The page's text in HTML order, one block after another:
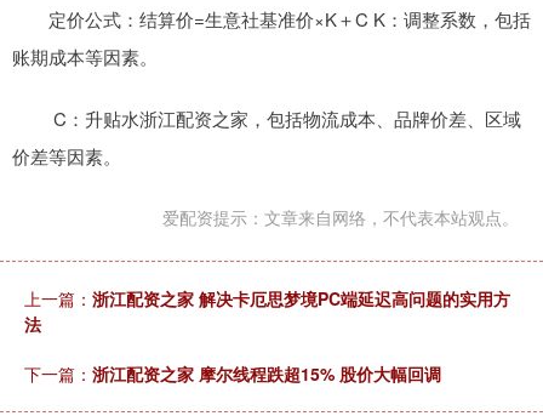
定价公式：结算价=生意社基准价×K＋C K：调整系数，包括
账期成本等因素。
C：升贴水浙江配资之家，包括物流成本、品牌价差、区域
价差等因素。
爱配资提示：文章来自网络，不代表本站观点。
上一篇： 浙江配资之家 解决卡厄思梦境PC端延迟高问题的实用方
法
下一篇： 浙江配资之家 摩尔线程跌超15% 股价大幅回调